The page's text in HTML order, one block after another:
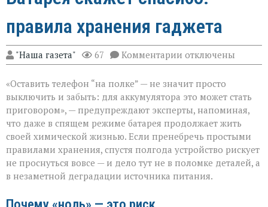
правила хранения гаджета
"Наша газета" 67 Комментарии к
записи
скажет
спасибо:
хранения
гаджета
отключены
«Оставить телефон “на полке” — не значит просто
выключить и забыть: для аккумулятора это может стать
приговором», — предупреждают эксперты, напоминая,
что даже в спящем режиме батарея продолжает жить
своей химической жизнью. Если пренебречь простыми
правилами хранения, спустя полгода устройство рискует
не проснуться вовсе — и дело тут не в поломке деталей, а
в незаметной деградации источника питания.